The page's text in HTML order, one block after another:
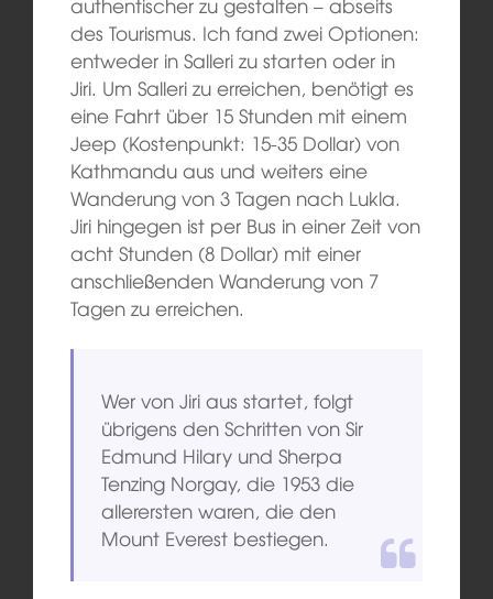
des Tourismus. Ich fand zwei Optionen:
entweder in Salleri zu starten oder in
Jiri. Um Salleri zu erreichen, benötigt es
eine Fahrt über 15 Stunden mit einem
Jeep (Kostenpunkt: 15-35 Dollar) von
Kathmandu aus und weiters eine
Wanderung von 3 Tagen nach Lukla.
Jiri hingegen ist per Bus in einer Zeit von
acht Stunden (8 Dollar) mit einer
anschließenden Wanderung von 7
Tagen zu erreichen.
Wer von Jiri aus startet, folgt
übrigens den Schritten von Sir
Edmund Hilary und Sherpa
Tenzing Norgay, die 1953 die
allerersten waren, die den
Mount Everest bestiegen.